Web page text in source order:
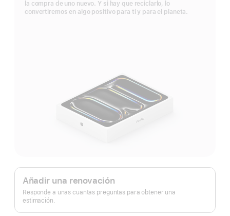
la compra de uno nuevo. Y si hay que reciclarlo, lo
convertiremos en algo positivo para ti y para el planeta.
Apple
Trade In.
Añadir una renovación
Responde a unas cuantas preguntas para obtener una
estimación.